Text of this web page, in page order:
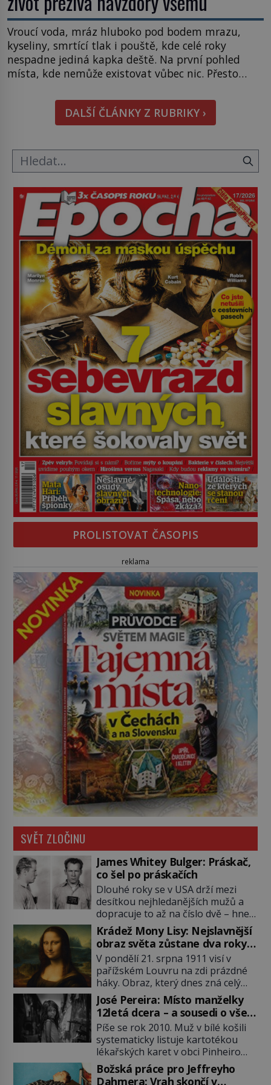
Vroucí voda, mráz hluboko pod bodem mrazu,
kyseliny, smrtící tlak i pouště, kde celé roky
nespadne jediná kapka deště. Na první pohled
místa, kde nemůže existovat vůbec nic. Přesto
posouvají hranice života. Každý nový nález mění
naše představy o tom, co všechno dokáže příroda a
napovídá, kde bychom jednou […]
DALŠÍ ČLÁNKY Z RUBRIKY ›
PROLISTOVAT ČASOPIS
reklama
SVĚT ZLOČINU
James Whitey Bulger: Práskač,
co šel po práskačích
Dlouhé roky se v USA drží mezi
desítkou nejhledanějších mužů a
dopracuje to až na číslo dvě – hned
po Usámovi bin Ládinovi (1957–
2011). To je James „Whitey“ Bulger
(1929–2018) viněný ze spoluúčasti
na 19 vraždách, vydírání a lichvy. A
samozřejmě, krom toho je ještě
drogový dealer, který neváhá
odstranit z cesty všechny práskače,
zatímco […]
Krádež Mony Lisy: Nejslavnější
obraz světa zůstane dva roky
nezvěstný
V pondělí 21. srpna 1911 visí v
pařížském Louvru na zdi prázdné
háky. Obraz, který dnes zná celý
svět, je pryč. Zpočátku si nikdo
nemyslí, že jde o krádež.
Zaměstnanci jsou přesvědčeni, že
Mona Lisa je jen v restaurátorské
dílně nebo u fotografa. Když se
ukáže pravda, propukne jeden z
největších honů na zloděje v […]
José Pereira: Místo manželky
12letá dcera – a sousedi o všem
vědí!
Píše se rok 2010. Muž v bílé košili
systematicky listuje kartotékou
lékařských karet v obci Pinheiro
ležící asi 20 kilometrů od farmy s
podivínským majitelem. Něco tu
Božská práce pro Jeffreyho
Dahmera: Vrah skončí v